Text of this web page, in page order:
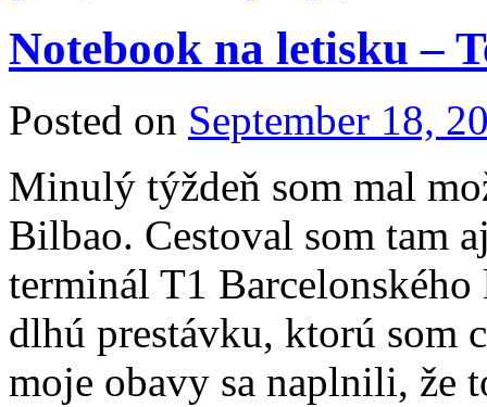
Notebook na letisku –
Posted on September 18,
Minulý týždeň som mal
Bilbao. Cestoval som tam
terminál T1
dlhú prestávku, ktorú som
moje obavy sa naplnili,